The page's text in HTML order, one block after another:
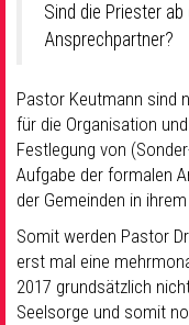
Sind die Priester
Ansprechpartner?
Pastor Keutmann sind
für die Organisation
Festlegung von
Aufgabe der formalen
der Gemeinden in
Somit werden Pastor
erst mal eine
2017 grundsätzlich
Seelsorge und somit